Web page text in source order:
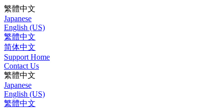
繁體中文
Japanese
English (US)
繁體中文
简体中文
Support Home
Contact Us
繁體中文
Japanese
English (US)
繁體中文